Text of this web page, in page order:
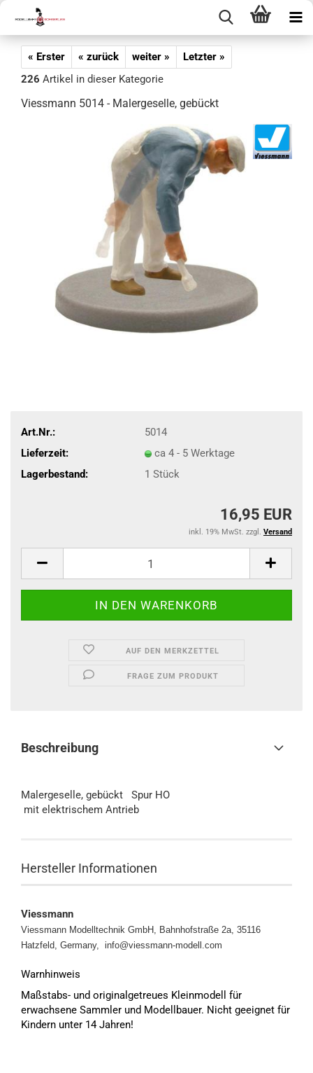
« Erster « zurück weiter »
Letzter »
226 Artikel in dieser Kategorie
Viessmann 5014 - Malergeselle, gebückt
Art.Nr.:
5014
Lieferzeit:
ca 4 - 5 Werktage
Lagerbestand:
1 Stück
16,95 EUR
inkl. 19% MwSt. zzgl. Versand
AUF DEN MERKZETTEL
FRAGE ZUM PRODUKT
Beschreibung
Malergeselle, gebückt Spur HO
mit elektrischem Antrieb
Hersteller Informationen
Viessmann
Viessmann Modelltechnik GmbH, Bahnhofstraße 2a, 35116
Hatzfeld, Germany, info@viessmann-modell.com
Warnhinweis
Maßstabs- und originalgetreues Kleinmodell für
erwachsene Sammler und Modellbauer. Nicht geeignet für
Kindern unter 14 Jahren!